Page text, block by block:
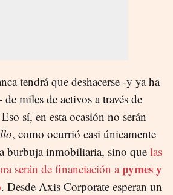
tendrá que deshacerse -y ya ha
miles de activos a través de
sí, en esta ocasión no serán
, como ocurrió casi únicamente
burbuja inmobiliaria, sino que las
serán de financiación apymes y
. Desde Axis Corporate esperan un